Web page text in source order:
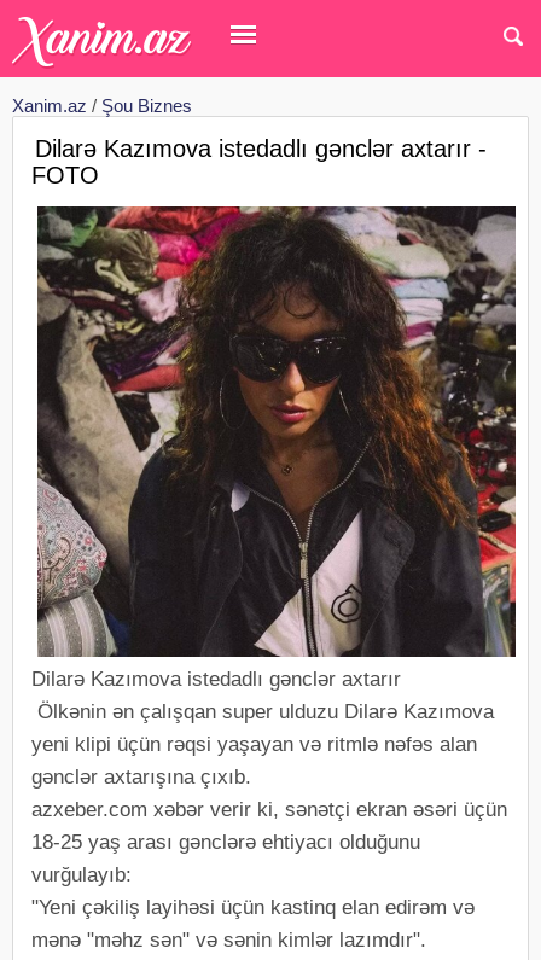
Xanim.az / Şou Biznes
Dilarə Kazımova istedadlı gənclər axtarır -
FOTO
Dilarə Kazımova istedadlı gənclər axtarır
Ölkənin ən çalışqan super ulduzu Dilarə Kazımova
yeni klipi üçün rəqsi yaşayan və ritmlə nəfəs alan
gənclər axtarışına çıxıb.
azxeber.com xəbər verir ki, sənətçi ekran əsəri üçün
18-25 yaş arası gənclərə ehtiyacı olduğunu
vurğulayıb:
"Yeni çəkiliş layihəsi üçün kastinq elan edirəm və
mənə "məhz sən" və sənin kimlər lazımdır".